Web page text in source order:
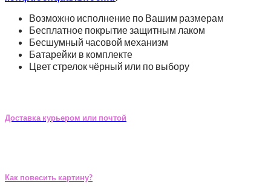
Возможно исполнение по Вашим размерам
Бесплатное покрытие защитным лаком
Бесшумный часовой механизм
Батарейки в комплекте
Цвет стрелок чёрный или по выбору
Доставка курьером или почтой
Как повесить картину?